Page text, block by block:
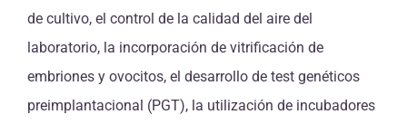
de cultivo, el control de la calidad del aire del
laboratorio, la incorporación de vitrificación de
embriones y ovocitos, el desarrollo de test genéticos
preimplantacional (PGT), la utilización de incubadores